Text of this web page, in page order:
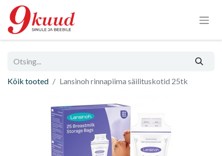
Kõik tooted Lansinoh rinnapiima säilituskotid 25tk